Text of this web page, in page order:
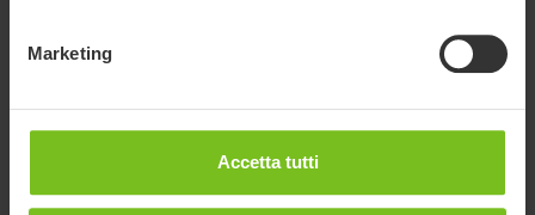
Marketing
Accetta tutti
preavviso e si consiglia, a discrezione del lettore, di verificare la
coerenza con la versione del prodotto e il numero dell'articolo, nonché